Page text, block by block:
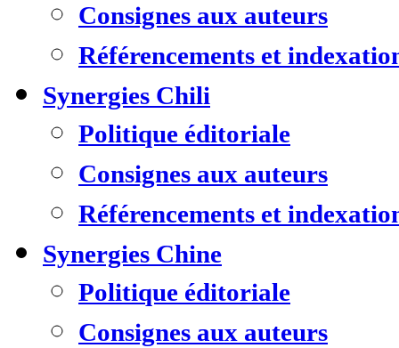
Consignes aux auteurs
Référencements et
Synergies Chili
Politique éditoriale
Consignes aux auteurs
Référencements et
Synergies Chine
Politique éditoriale
Consignes aux auteurs